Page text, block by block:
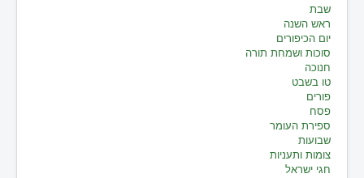
שבת
ראש השנה
יום הכיפורים
סוכות ושמחת תורה
חנוכה
טו בשבט
פורים
פסח
ספירת העומר
שבועות
צומות ותעניות
חגי ישראל